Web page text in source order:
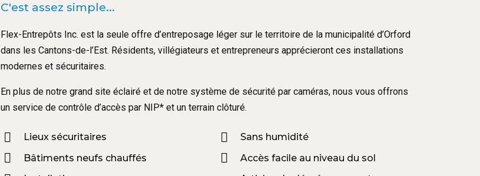
C'est assez simple...
Flex-Entrepôts Inc. est la seule offre d’entreposage léger sur le territoire de la municipalité d’Orford
dans les Cantons-de-l’Est. Résidents, villégiateurs et entrepreneurs apprécieront ces installations
modernes et sécuritaires.
En plus de notre grand site éclairé et de notre système de sécurité par caméras, nous vous offrons
un service de contrôle d’accès par NIP* et un terrain clôturé.
Lieux sécuritaires
Bâtiments neufs chauffés
Sans humidité
Accès facile au niveau du sol